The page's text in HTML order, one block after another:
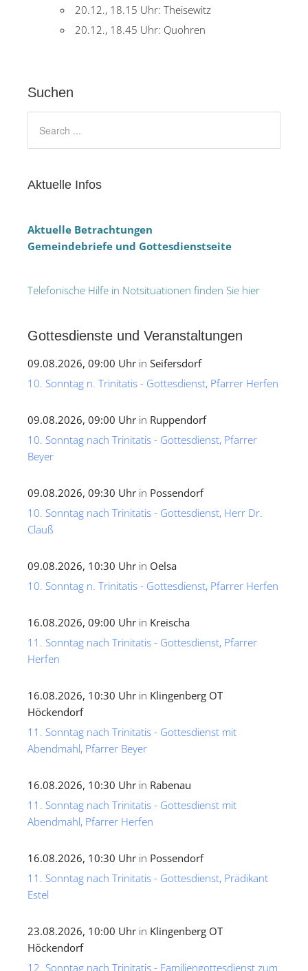
20.12., 18.15 Uhr: Theisewitz
20.12., 18.45 Uhr: Quohren
Suchen
Aktuelle Infos
Aktuelle Betrachtungen
Gemeindebriefe und Gottesdienstseite
Telefonische Hilfe in Notsituationen finden Sie hier
Gottesdienste und Veranstaltungen
09.08.2026, 09:00 Uhr in Seifersdorf
10. Sonntag n. Trinitatis - Gottesdienst, Pfarrer Herfen
09.08.2026, 09:00 Uhr in Ruppendorf
10. Sonntag nach Trinitatis - Gottesdienst, Pfarrer
Beyer
09.08.2026, 09:30 Uhr in Possendorf
10. Sonntag nach Trinitatis - Gottesdienst, Herr Dr.
Clauß
09.08.2026, 10:30 Uhr in Oelsa
10. Sonntag n. Trinitatis - Gottesdienst, Pfarrer Herfen
16.08.2026, 09:00 Uhr in Kreischa
11. Sonntag nach Trinitatis - Gottesdienst, Pfarrer
Herfen
16.08.2026, 10:30 Uhr in Klingenberg OT
Höckendorf
11. Sonntag nach Trinitatis - Gottesdienst mit
Abendmahl, Pfarrer Beyer
16.08.2026, 10:30 Uhr in Rabenau
11. Sonntag nach Trinitatis - Gottesdienst mit
Abendmahl, Pfarrer Herfen
16.08.2026, 10:30 Uhr in Possendorf
11. Sonntag nach Trinitatis - Gottesdienst, Prädikant
Estel
23.08.2026, 10:00 Uhr in Klingenberg OT
Höckendorf
12. Sonntag nach Trinitatis - Familiengottesdienst zum